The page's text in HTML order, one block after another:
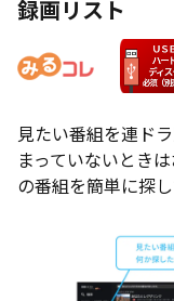
録画リスト
見たい番組を連ド
まっていないとき
の番組を簡単に探し